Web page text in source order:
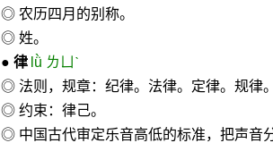
◎ 农历四月的别称。
◎ 姓。
● 律 lǜ ㄌㄩˋ
◎ 法则，规章：纪律。法律。定律。规律
◎ 约束：律己。
◎ 中国古代审定乐音高低的标准，把声音